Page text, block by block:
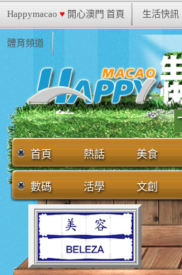
Happymacao ♥ 開心澳門 首頁 生活快訊
體育頻道
首頁 熱話 美食
數碼 活學 文創